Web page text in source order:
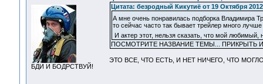
БДИ И БОДРСТВУЙ!
Цитата: безродный Кикутиё от 19 Октября
А мне очень понравилась подборка Владимира
то сейчас часто так бывает трейлер много
И актер этот, нельзя сказать, что мой
ПОСМОТРИТЕ НАЗВАНИЕ ТЕМЫ... ПРИКРЫТЬ
ЭТО ВСЕ, ЧТО ЕСТЬ, И НЕТ НИЧЕГО, ЧТО